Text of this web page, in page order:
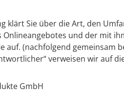
klärt Sie über die Art, den
Onlineangebotes und der mit
auf. (nachfolgend gemeinsam
verweisen wir auf
GmbH